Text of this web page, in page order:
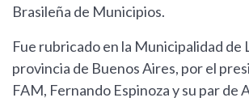
Brasileña de Municipios.
Fue rubricado en la Municipalidad de
provincia de Buenos Aires, por el
FAM, Fernando Espinoza y su par de